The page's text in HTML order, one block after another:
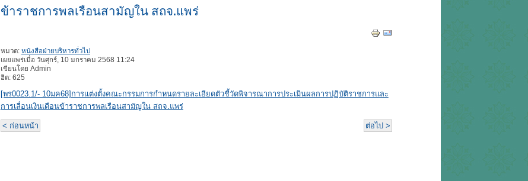
ข้าราชการพลเรือนสามัญใน สถจ.แพร่
หมวด: หนังสือฝ่ายบริหารทั่วไป
เผยแพร่เมื่อ วันศุกร์, 10 มกราคม 2568 11:24
เขียนโดย Admin
ฮิต: 625
[พร0023.1/- 10มค68]การแต่งตั้งคณะกรรมการกำหนดรายละเอียดตัวชี้วัดพิจารณาการประเมินผลการปฏิบัติราชการและ
การเลื่อนเงินเดือนข้าราชการพลเรือนสามัญใน สถจ.แพร่
< ก่อนหน้า ต่อไป >